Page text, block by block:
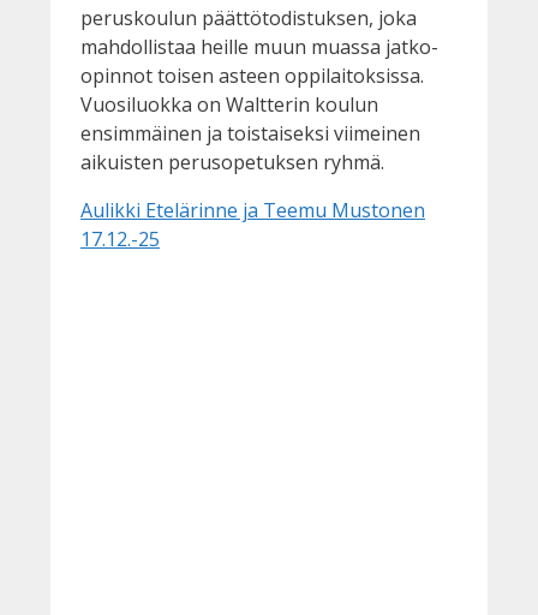
peruskoulun päättötodistuksen, joka
mahdollistaa heille muun muassa jatko-
opinnot toisen asteen oppilaitoksissa.
Vuosiluokka on Waltterin koulun
ensimmäinen ja toistaiseksi viimeinen
aikuisten perusopetuksen ryhmä.
Aulikki Etelärinne ja Teemu Mustonen
17.12.-25